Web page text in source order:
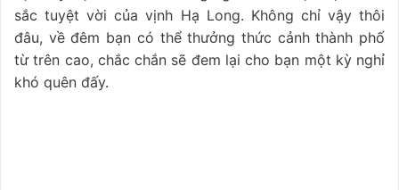
sắc tuyệt vời của vịnh Hạ Long. Không chỉ vậy thôi
đâu, về đêm bạn có thể thưởng thức cảnh thành phố
từ trên cao, chắc chắn sẽ đem lại cho bạn một kỳ nghỉ
khó quên đấy.